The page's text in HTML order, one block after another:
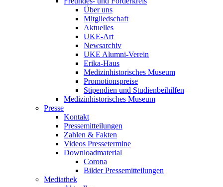
Über uns
Mitgliedschaft
Aktuelles
UKE-Art
Newsarchiv
UKE Alumni-Verein
Erika-Haus
Medizinhistorisches Museum
Promotionspreise
Stipendien und Studienbeihilfen
Medizinhistorisches Museum
Presse
Kontakt
Pressemitteilungen
Zahlen & Fakten
Videos Pressetermine
Downloadmaterial
Corona
Bilder Pressemitteilungen
Mediathek